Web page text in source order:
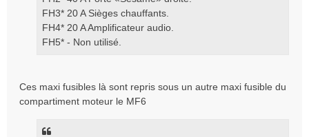
FH3* 20 A Sièges chauffants.
FH4* 20 A Amplificateur audio.
FH5* - Non utilisé.
Ces maxi fusibles là sont repris sous un autre maxi fusible du
compartiment moteur le MF6